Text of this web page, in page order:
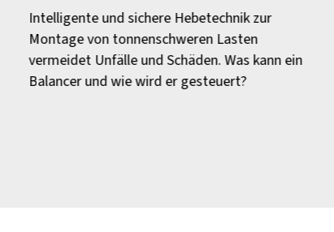
Intelligente und sichere Hebetechnik zur
Montage von tonnenschweren Lasten
vermeidet Unfälle und Schäden. Was kann ein
Balancer und wie wird er gesteuert?